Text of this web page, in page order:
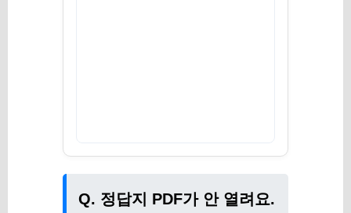
Q. 정답지 PDF가 안 열려요.